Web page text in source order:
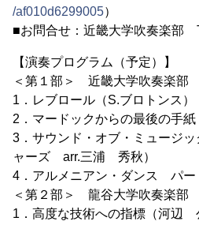
/af010d6299005）
■お問合せ：近畿大学吹奏楽部
【演奏プログラム（予定）】
＜第１部＞ 近畿大学吹奏楽部
1．レブロール（S.ブロトンス）
2．マードックからの最後の手
3．サウンド・オブ・ミュージ
ャーズ arr.三浦 秀秋）
4．アルメニアン・ダンス パー
＜第２部＞ 龍谷大学吹奏楽部
1．高度な技術への指標（河辺